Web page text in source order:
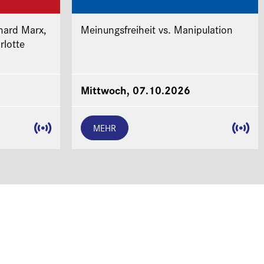
Marx,
Meinungsfreiheit vs. Manipulation
Mittwoch, 07.10.2026
MEHR